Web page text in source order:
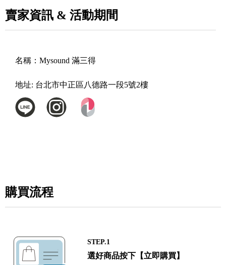
賣家資訊 & 活動期間
名稱： Mysound 滿三得
地址: 台北市中正區八德路一段5號2樓
購買流程
STEP.1
選好商品按下【立即購買】